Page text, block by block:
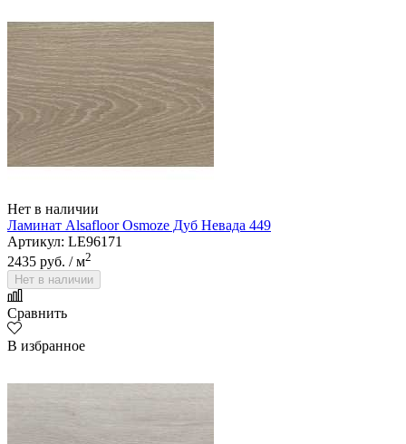
Нет в наличии
Ламинат Alsafloor Osmoze Дуб Невада 449
Артикул: LE96171
2435 руб. / м2
Нет в наличии
Сравнить
В избранное